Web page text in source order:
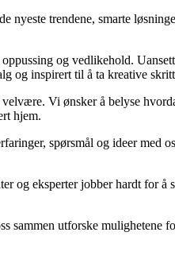
trendene, smarte
og vedlikehold.
og inspirert til å ta kreative
Vi ønsker å belyse
hjem.
spørsmål og ideer med
og eksperter jobber hardt for å
sammen utforske mulighetene